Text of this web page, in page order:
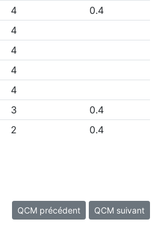
4
0.4
4
4
4
4
3
0.4
2 0.4
QCM précédent QCM suivant